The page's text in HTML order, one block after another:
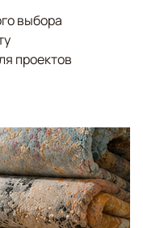
выбора
проектов